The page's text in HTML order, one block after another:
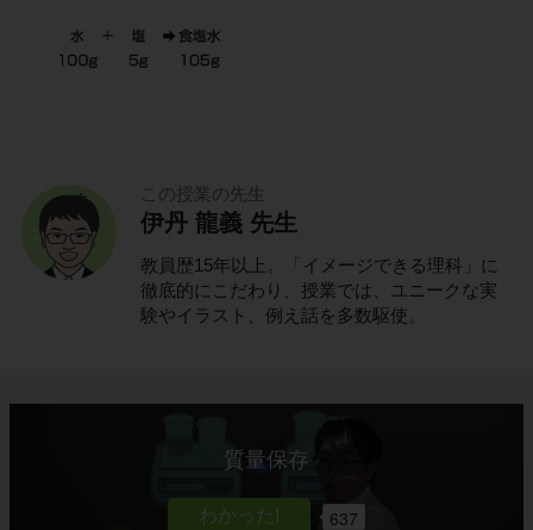
この授業の先生
伊丹 龍義 先生
教員歴15年以上。「イメージできる理科」に
徹底的にこだわり、授業では、ユニークな実
験やイラスト、例え話を多数駆使。
質量保存
637